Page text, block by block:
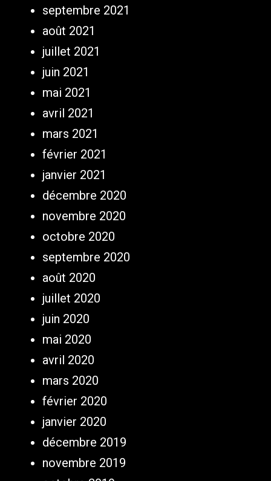
septembre 2021
août 2021
juillet 2021
juin 2021
mai 2021
avril 2021
mars 2021
février 2021
janvier 2021
décembre 2020
novembre 2020
octobre 2020
septembre 2020
août 2020
juillet 2020
juin 2020
mai 2020
avril 2020
mars 2020
février 2020
janvier 2020
décembre 2019
novembre 2019